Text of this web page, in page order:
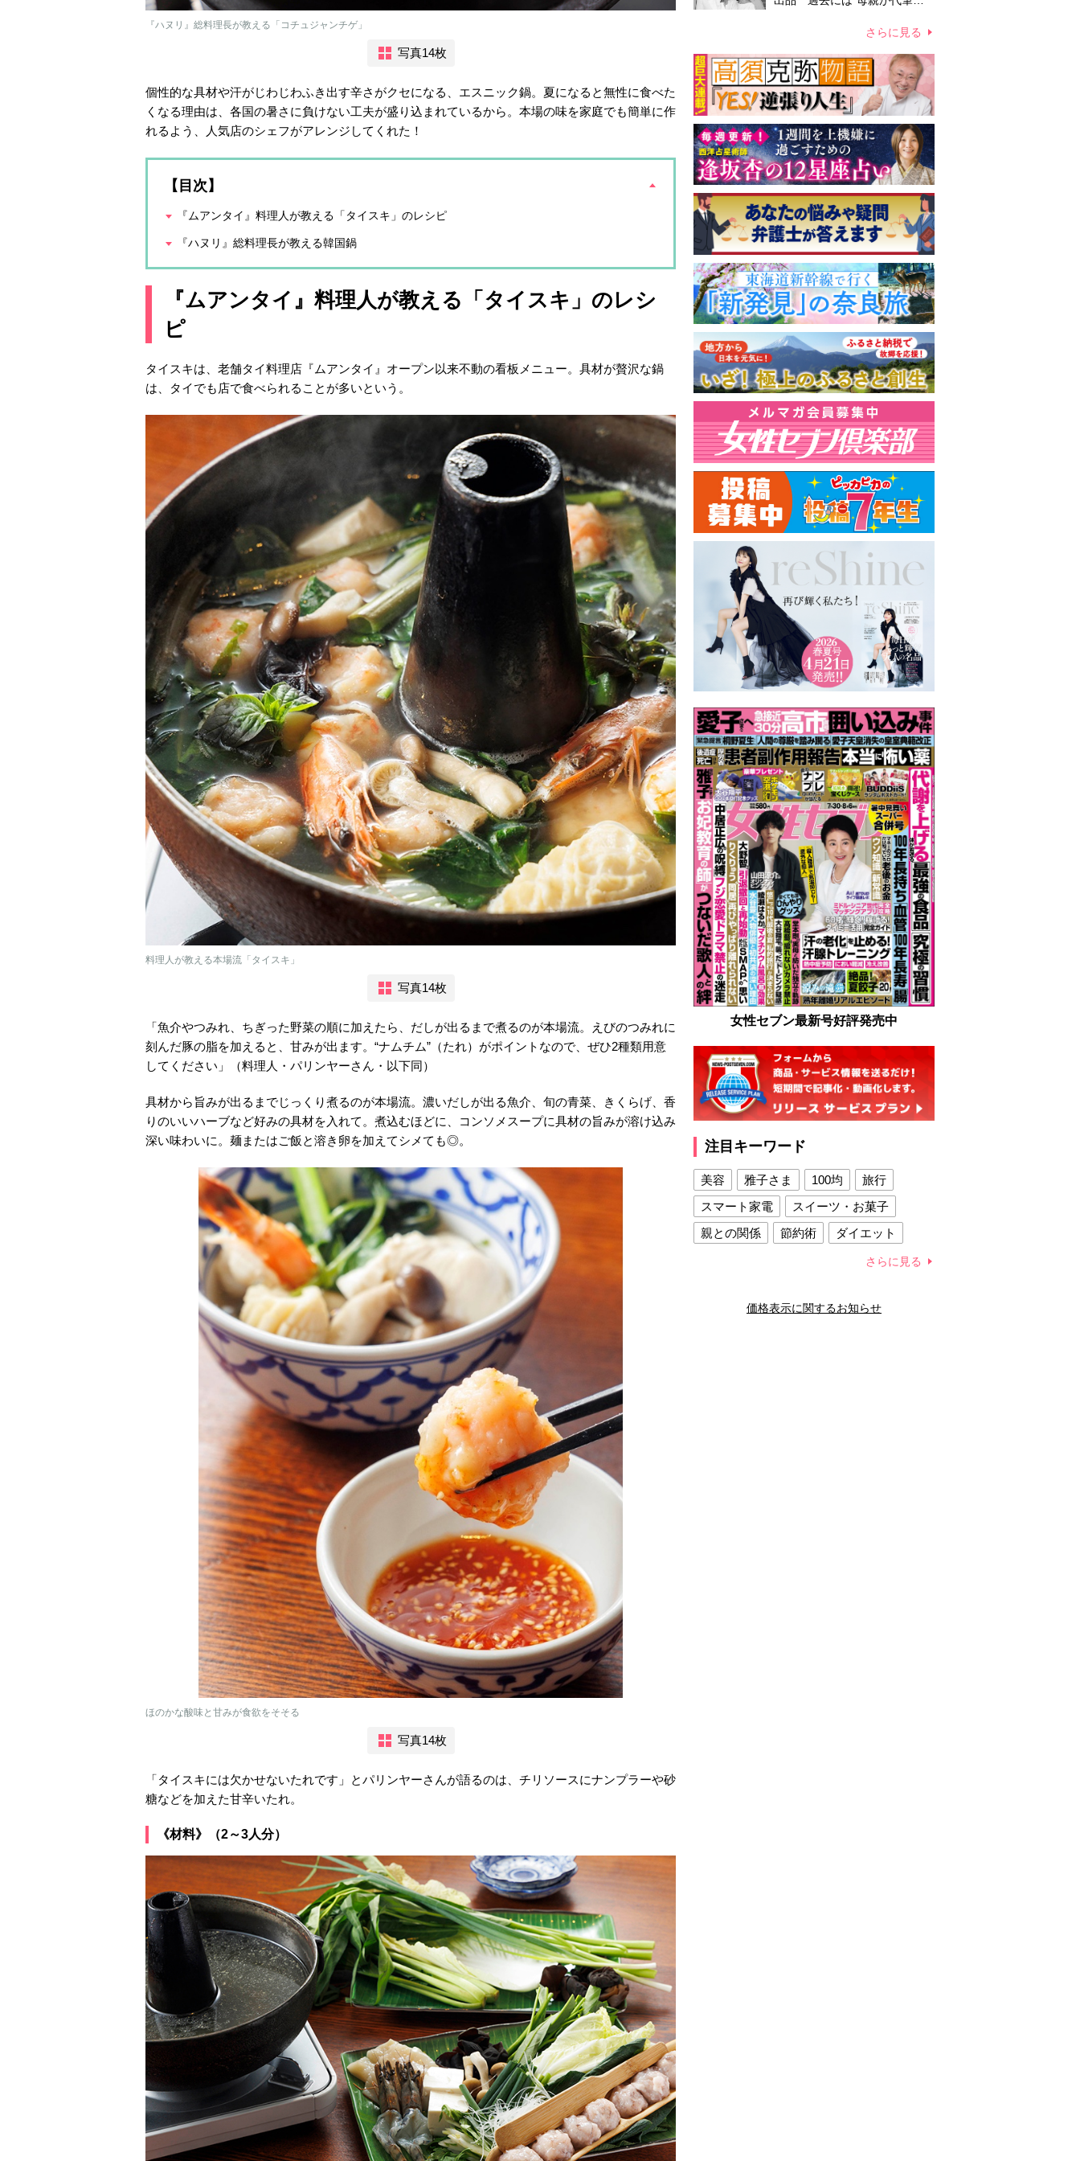
『ハヌリ』総料理長が教える「コチュジャンチゲ」
写真14枚
個性的な具材や汗がじわじわふき出す辛さがクセになる、エスニック鍋。夏になると無性に食べた
くなる理由は、各国の暑さに負けない工夫が盛り込まれているから。本場の味を家庭でも簡単に作
れるよう、人気店のシェフがアレンジしてくれた！
【目次】
『ムアンタイ』料理人が教える「タイスキ」のレシピ
『ハヌリ』総料理長が教える韓国鍋
『ムアンタイ』料理人が教える「タイスキ」のレシ
ピ
タイスキは、老舗タイ料理店『ムアンタイ』オープン以来不動の看板メニュー。具材が贅沢な鍋
は、タイでも店で食べられることが多いという。
料理人が教える本場流「タイスキ」
写真14枚
「魚介やつみれ、ちぎった野菜の順に加えたら、だしが出るまで煮るのが本場流。えびのつみれに
刻んだ豚の脂を加えると、甘みが出ます。“ナムチム”（たれ）がポイントなので、ぜひ2種類用意
してください」（料理人・パリンヤーさん・以下同）
具材から旨みが出るまでじっくり煮るのが本場流。濃いだしが出る魚介、旬の青菜、きくらげ、香
りのいいハーブなど好みの具材を入れて。煮込むほどに、コンソメスープに具材の旨みが溶け込み
深い味わいに。麺またはご飯と溶き卵を加えてシメても◎。
ほのかな酸味と甘みが食欲をそそる
写真14枚
「タイスキには欠かせないたれです」とパリンヤーさんが語るのは、チリソースにナンプラーや砂
糖などを加えた甘辛いたれ。
《材料》（2～3人分）
ほどで売買 昭和スターグッズ
さらに見る
女性セブン最新号好評発売中
注目キーワード
美容 雅子さま 100均
旅行
スマート家電
スイーツ・お菓子
親との関係
節約術
ダイエット
夫との関係
新津春子 どか食い
さらに見る
価格表示に関するお知らせ